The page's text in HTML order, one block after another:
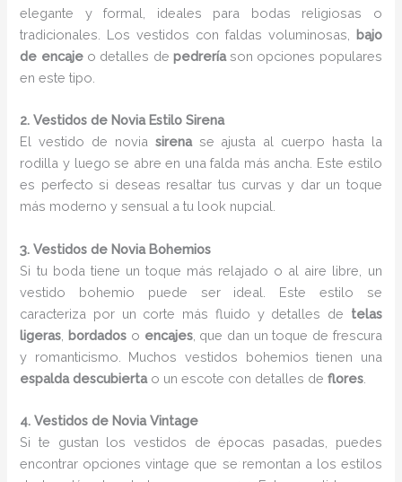
elegante y formal, ideales para bodas religiosas o
tradicionales. Los vestidos con faldas voluminosas, bajo
de encajeo detalles de pedreríason opciones populares
en este tipo.
2. Vestidos de Novia Estilo Sirena
El vestido de novia sirenase ajusta al cuerpo hasta la
rodilla y luego se abre en una falda más ancha. Este estilo
es perfecto si deseas resaltar tus curvas y dar un toque
más moderno y sensual a tu look nupcial.
3. Vestidos de Novia Bohemios
Si tu boda tiene un toque más relajado o al aire libre, un
vestido bohemio puede ser ideal. Este estilo se
caracteriza por un corte más fluido y detalles de telas
ligeras bordados o encajes, que dan un toque de frescura
y romanticismo. Muchos vestidos bohemios tienen una
espalda descubiertao un escote con detalles deflores
4. Vestidos de Novia Vintage
Si te gustan los vestidos de épocas pasadas, puedes
encontrar opciones vintage que se remontan a los estilos